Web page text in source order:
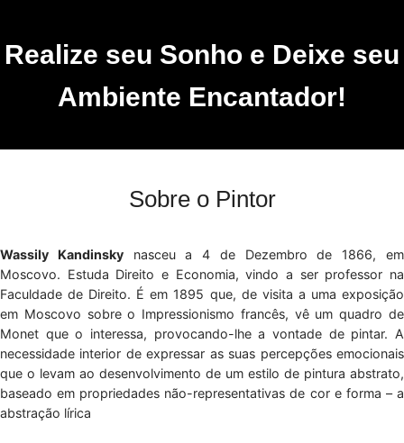
Realize seu Sonho e Deixe seu
Ambiente Encantador!
Sobre o Pintor
Wassily Kandinskynasceu a 4 de Dezembro de 1866, em
Moscovo. Estuda Direito e Economia, vindo a ser professor na
Faculdade de Direito. É em 1895 que, de visita a uma exposição
em Moscovo sobre o Impressionismo francês, vê um quadro de
Monet que o interessa, provocando-lhe a vontade de pintar. A
necessidade interior de expressar as suas percepções emocionais
que o levam ao desenvolvimento de um estilo de pintura abstrato,
baseado em propriedades não-representativas de cor e forma – a
abstração lírica